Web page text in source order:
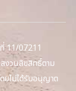
11/07211
วนลิขสิทธิ์ตาม
ยไม่ได้รับอนุญาต